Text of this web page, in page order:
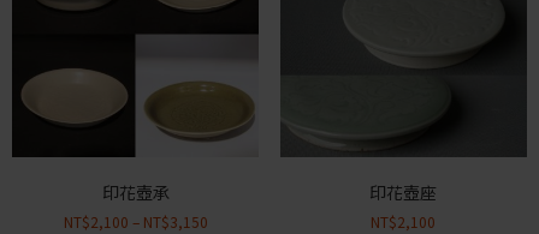
印花壺承
NT$2,100 – NT$3,150
印花壺座
NT$2,100